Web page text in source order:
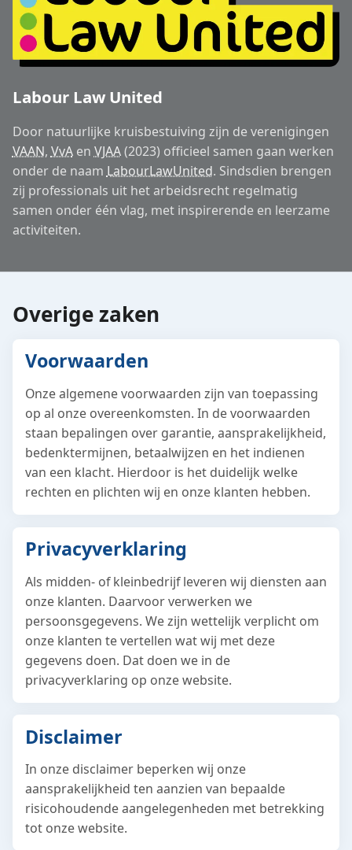
Labour Law United
Door natuurlijke kruisbestuiving zijn de verenigingen
VAAN, VvAen VJAA(2023) officieel samen gaan werken
onder de naam LabourLawUnited. Sindsdien brengen
zij professionals uit het arbeidsrecht regelmatig
samen onder één vlag, met inspirerende en leerzame
activiteiten.
Overige zaken
Voorwaarden
Onze algemene voorwaarden zijn van toepassing
op al onze overeenkomsten. In de voorwaarden
staan bepalingen over garantie, aansprakelijkheid,
bedenktermijnen, betaalwijzen en het indienen
van een klacht. Hierdoor is het duidelijk welke
rechten en plichten wij en onze klanten hebben.
Privacyverklaring
Als midden- of kleinbedrijf leveren wij diensten aan
onze klanten. Daarvoor verwerken we
persoonsgegevens. We zijn wettelijk verplicht om
onze klanten te vertellen wat wij met deze
gegevens doen. Dat doen we in de
privacyverklaring op onze website.
Disclaimer
In onze disclaimer beperken wij onze
aansprakelijkheid ten aanzien van bepaalde
risicohoudende aangelegenheden met betrekking
tot onze website.